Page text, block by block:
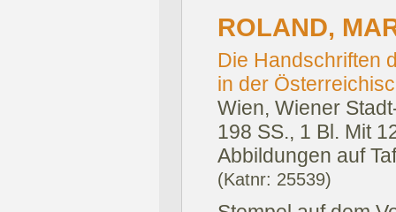
ROLAND,
Die Handschriften
in der
Wien, Wiener
198 SS., 1 Bl. Mit
Abbildungen auf
(Katnr: 25539)